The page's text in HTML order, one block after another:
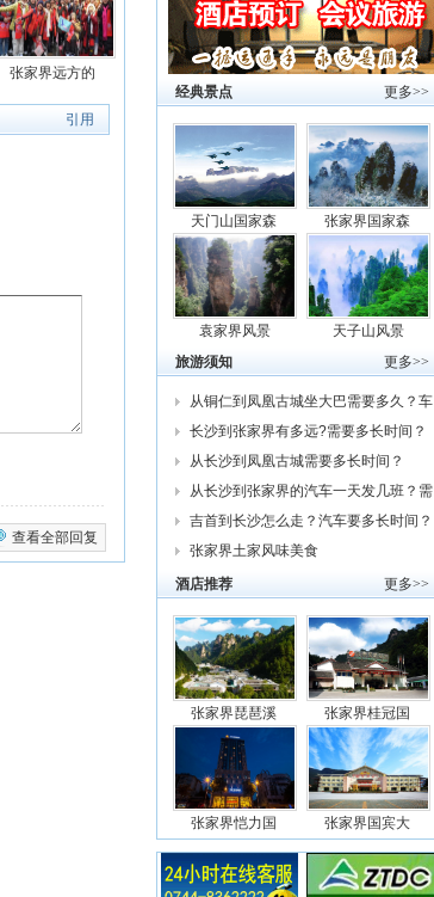
张家界远方的
引用
查看全部回复
更多>>
经典景点
天门山国家森 张家界国家森
袁家界风景
天子山风景
更多>>
旅游须知
从铜仁到凤凰古城坐大巴需要多久？车
费
长沙到张家界有多远?需要多长时间？
从
从长沙到凤凰古城需要多长时间？
从长沙到张家界的汽车一天发几班？需
要
吉首到长沙怎么走？汽车要多长时间？
我
张家界土家风味美食
更多>>
酒店推荐
张家界琵琶溪 张家界桂冠国
张家界恺力国 张家界国宾大